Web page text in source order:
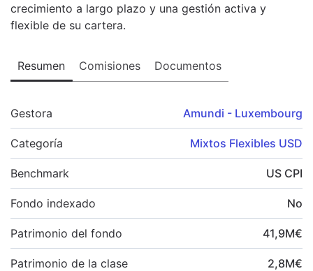
crecimiento a largo plazo y una gestión activa y
flexible de su cartera.
Resumen Comisiones Documentos
Gestora Amundi - Luxembourg
Categoría Mixtos Flexibles USD
Benchmark US CPI
Fondo indexado No
Patrimonio del fondo 41,9M€
Patrimonio de la clase 2,8M€